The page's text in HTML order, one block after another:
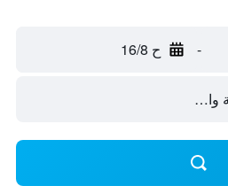
- ح 16/8